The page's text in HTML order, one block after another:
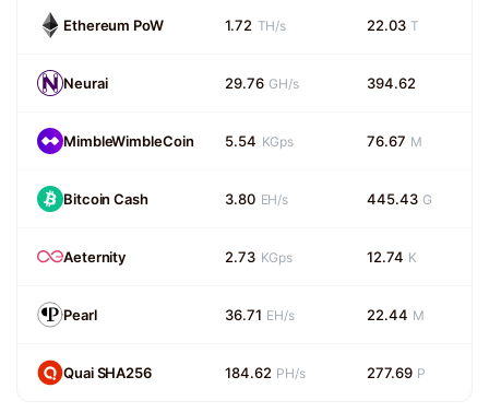
Ethereum PoW 1.72 TH/s 22.03 T
Neurai 29.76 GH/s 394.62
MimbleWimbleCoin 5.54 KGps 76.67 M
Bitcoin Cash 3.80 EH/s 445.43 G
Aeternity 2.73 KGps 12.74 K
Pearl 36.71 EH/s 22.44 M
Quai SHA256 184.62 PH/s 277.69 P